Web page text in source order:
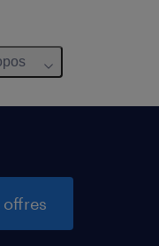
offres